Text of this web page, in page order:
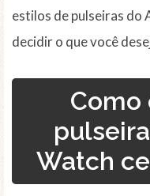
estilos de pulseiras do
decidir o que você
Como
Watch